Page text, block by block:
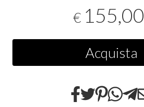
€ 155,00
Acquista